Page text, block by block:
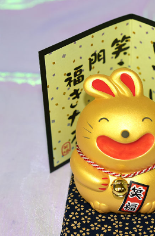
每筆NT$100，滿NT$999(含以上)免運費